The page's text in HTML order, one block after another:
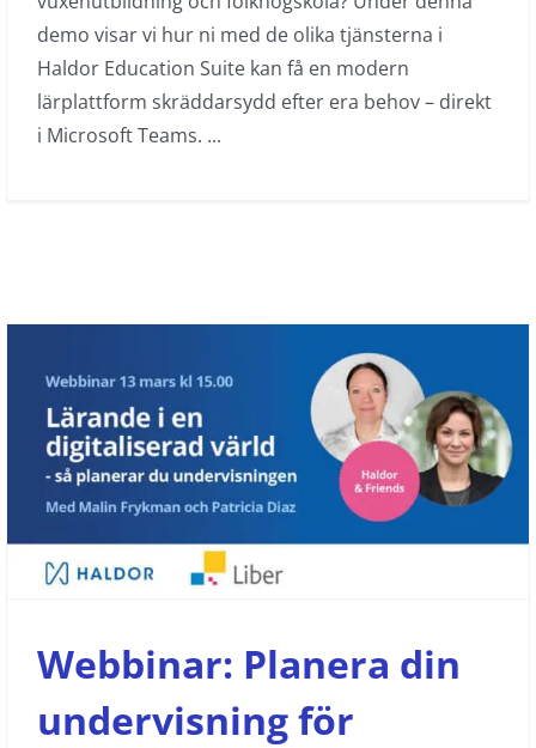
demo visar vi hur ni med de olika tjänsterna i
Haldor Education Suite kan få en modern
lärplattform skräddarsydd efter era behov – direkt
i Microsoft Teams. ...
Webbinar: Planera din undervisning
för lärande i en digitaliserad värld
Haldor & friends Webbinar
Webbinar: Planera din
undervisning för